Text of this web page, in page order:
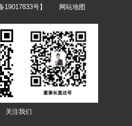
19017833号】 网站地图
关注我们